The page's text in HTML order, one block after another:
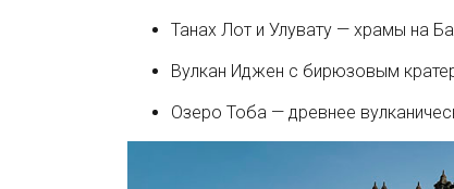
Танах Лот и Улувату — храмы на
Вулкан Иджен с бирюзовым
Озеро Тоба — древнее